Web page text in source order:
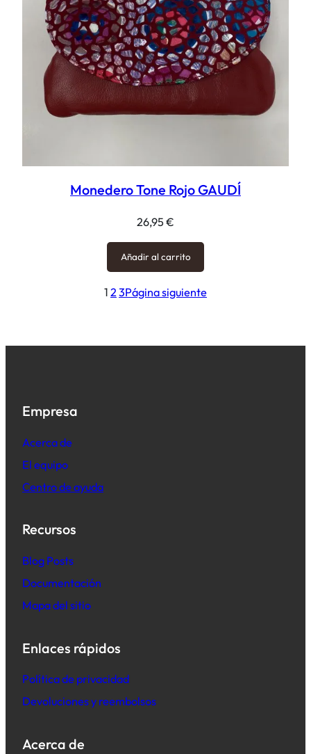
Monedero Tone Rojo GAUDÍ
26,95€
Añadir al carrito
1 2 3Página siguiente
Empresa
Acerca de
El equipo
Centro de ayuda
Recursos
Blog Posts
Documentación
Mapa del sitio
Enlaces rápidos
Política de privacidad
Devoluciones y reembolsos
Acerca de